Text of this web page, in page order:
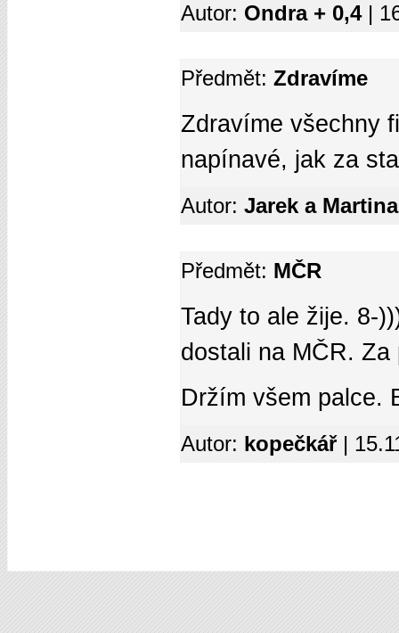
Autor: Ondra + 0,4 |
Předmět:Zdravíme
Zdravíme všechny
napínavé, jak za
Autor: Jarek a
Předmět: MČR
Tady to ale žije. 8-
dostali na MČR.
Držím všem palce.
Autor: kopečkář |